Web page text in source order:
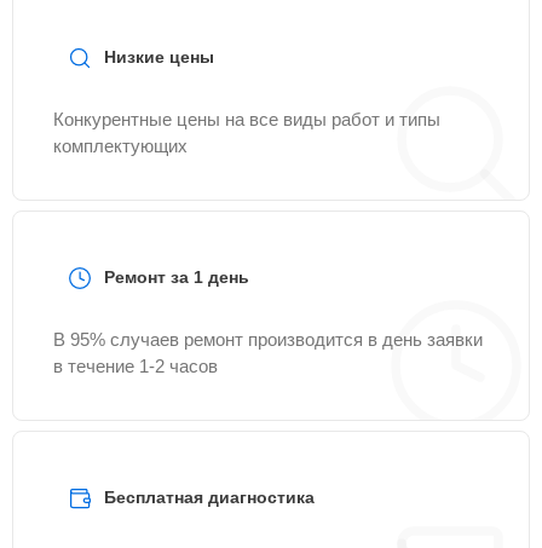
Низкие цены
Конкурентные цены на все виды работ и типы
комплектующих
Ремонт за 1 день
В 95% случаев ремонт производится в день заявки
в течение 1-2 часов
Бесплатная диагностика